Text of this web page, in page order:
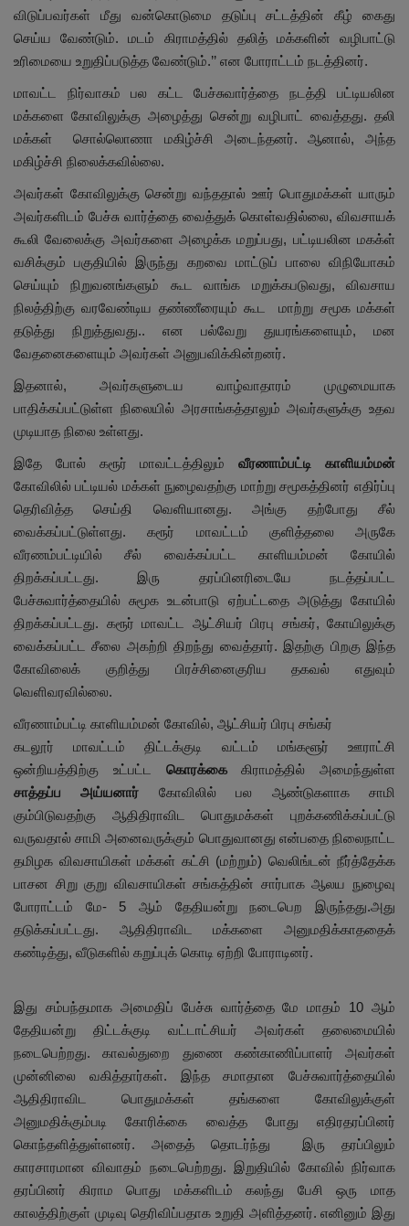
விடுப்பவர்கள் மீது வன்கொடுமை தடுப்பு சட்டத்தின் கீழ் கைது
செய்ய வேண்டும். மடம் கிராமத்தில் தலித் மக்களின் வழிபாட்டு
உரிமையை உறுதிப்படுத்த வேண்டும்.’’ என போராட்டம் நடத்தினர்.
மாவட்ட நிர்வாகம் பல கட்ட பேச்சுவார்த்தை நடத்தி பட்டியலின
மக்களை கோவிலுக்கு அழைத்து சென்று வழிபாட் வைத்தது. தலி
மக்கள் சொல்லொணா மகிழ்ச்சி அடைந்தனர். ஆனால், அந்த
மகிழ்ச்சி நிலைக்கவில்லை.
அவர்கள் கோவிலுக்கு சென்று வந்ததால் ஊர் பொதுமக்கள் யாரும்
அவர்களிடம் பேச்சு வார்த்தை வைத்துக் கொள்வதில்லை, விவசாயக்
கூலி வேலைக்கு அவர்களை அழைக்க மறுப்பது, பட்டியலின மகக்ள்
வசிக்கும் பகுதியில் இருந்து கறவை மாட்டுப் பாலை விநியோகம்
செய்யும் நிறுவனங்களும் கூட வாங்க மறுக்கபடுவது, விவசாய
நிலத்திற்கு வரவேண்டிய தண்ணீரையும் கூட மாற்று சமூக மக்கள்
தடுத்து நிறுத்துவது.. என பல்வேறு துயரங்களையும், மன
வேதனைகளையும் அவர்கள் அனுபவிக்கின்றனர்.
இதனால், அவர்களுடைய வாழ்வாதாரம் முழுமையாக
பாதிக்கப்பட்டுள்ள நிலையில் அரசாங்கத்தாலும் அவர்களுக்கு உதவ
முடியாத நிலை உள்ளது.
இதே போல் கரூர் மாவட்டத்திலும்வீரணாம்பட்டி காளியம்மன்
கோவிலில் பட்டியல் மக்கள் நுழைவதற்கு மாற்று சமூகத்தினர் எதிர்ப்பு
தெரிவித்த செய்தி வெளியானது. அங்கு தற்போது சீல்
வைக்கப்பட்டுள்ளது. கரூர் மாவட்டம் குளித்தலை அருகே
வீரணம்பட்டியில் சீல் வைக்கப்பட்ட காளியம்மன் கோயில்
திறக்கப்பட்டது. இரு தரப்பினரிடையே நடத்தப்பட்ட
பேச்சுவார்த்தையில் சுமூக உடன்பாடு ஏற்பட்டதை அடுத்து கோயில்
திறக்கப்பட்டது. கரூர் மாவட்ட ஆட்சியர் பிரபு சங்கர், கோயிலுக்கு
வைக்கப்பட்ட சீலை அகற்றி திறந்து வைத்தார். இதற்கு பிறகு இந்த
கோவிலைக் குறித்து பிரச்சினைகுரிய தகவல் எதுவும்
வெளிவரவில்லை.
வீரணாம்பட்டி காளியம்மன் கோவில், ஆட்சியர் பிரபு சங்கர்
கடலூர் மாவட்டம் திட்டக்குடி வட்டம் மங்களூர் ஊராட்சி
ஒன்றியத்திற்கு உட்பட்ட
கொரக்கைகிராமத்தில் அமைந்துள்ள
சாத்தப்ப அய்யனார் கோவிலில் பல ஆண்டுகளாக சாமி
கும்பிடுவதற்கு ஆதிதிராவிட பொதுமக்கள் புறக்கணிக்கப்பட்டு
வருவதால் சாமி அனைவருக்கும் பொதுவானது என்பதை நிலைநாட்ட
தமிழக விவசாயிகள் மக்கள் கட்சி (மற்றும்) வெலிங்டன் நீர்த்தேக்க
பாசன சிறு குறு விவசாயிகள் சங்கத்தின் சார்பாக ஆலய நுழைவு
போராட்டம் மே- 5 ஆம் தேதியன்று நடைபெற இருந்தது.அது
தடுக்கப்பட்டது. ஆதிதிராவிட மக்களை அனுமதிக்காததைக்
கண்டித்து, வீடுகளில் கறுப்புக் கொடி ஏற்றி போராடினர்.
இது சம்பந்தமாக அமைதிப் பேச்சு வார்த்தை மே மாதம் 10 ஆம்
தேதியன்று திட்டக்குடி வட்டாட்சியர் அவர்கள் தலைமையில்
நடைபெற்றது. காவல்துறை துணை கண்காணிப்பாளர் அவர்கள்
முன்னிலை வகித்தார்கள். இந்த சமாதான பேச்சுவார்த்தையில்
ஆதிதிராவிட பொதுமக்கள் தங்களை கோவிலுக்குள்
அனுமதிக்கும்படி கோரிக்கை வைத்த போது எதிரதரப்பினர்
கொந்தளித்துள்ளனர். அதைத் தொடர்ந்து இரு தரப்பிலும்
காரசாரமான விவாதம் நடைபெற்றது. இறுதியில் கோவில் நிர்வாக
தரப்பினர் கிராம பொது மக்களிடம் கலந்து பேசி ஒரு மாத
காலத்திற்குள் முடிவு தெரிவிப்பதாக உறுதி அளித்தனர். எனினும் இது